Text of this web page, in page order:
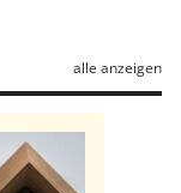
alle anzeigen